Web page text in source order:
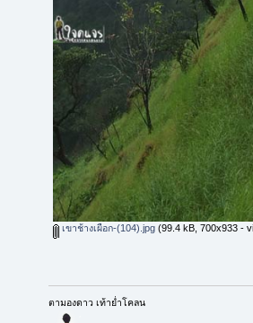
เขาช้างเผือก-(104).jpg(99.4 kB, 700x933 -
ตามองดาว เท้าย่ำโคลน